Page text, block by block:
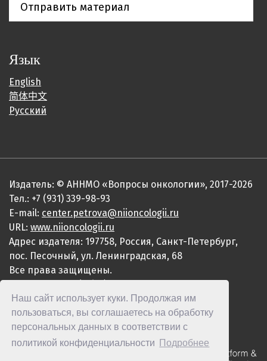
Наш сайт использует куки. Продолжая им
пользоваться, вы соглашаетесь на обработку
персональных данных в соответствии с
политикой конфиденциальности
Подробнее
Отправить материал
Язык
English
简体中文
Русский
Издатель: © АННМО «Вопросы онкологии», 2017-2026
Тел.: +7 (931) 339-98-93
E-mail: center.petrova@niioncologii.ru
URL: www.niioncologii.ru
Адрес издателя: 197758, Россия, Санкт-Петербург,
пос. Песочный, ул. Ленинградская, 68
Все права защищены.
ISSN 2949-4915 (Online)